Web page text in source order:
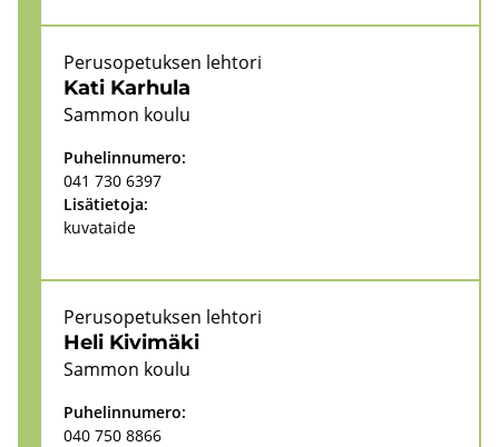
Kati Kar­hu­la
Pe­rus­o­pe­tuk­sen leh­to­ri
Sam­mon koulu
Pu­he­lin­nu­me­ro:
041 730 6397
Li­sä­tie­to­ja:
ku­va­tai­de
Heli Ki­vi­mä­ki
Pe­rus­o­pe­tuk­sen leh­to­ri
Sam­mon koulu
Pu­he­lin­nu­me­ro:
040 750 8866